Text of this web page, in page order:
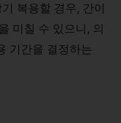
기 복용할 경우, 간이
미칠 수 있으니, 의
기간을 결정하는